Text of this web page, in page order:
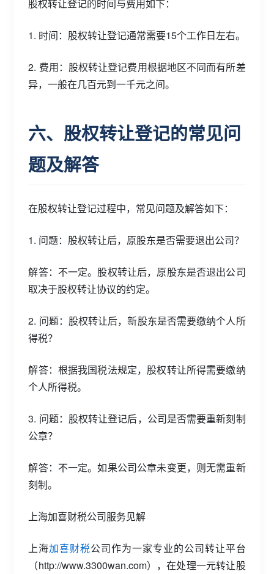
股权转让登记的时间与费用如下：
1. 时间：股权转让登记通常需要15个工作日左右。
2. 费用：股权转让登记费用根据地区不同而有所差
异，一般在几百元到一千元之间。
六、股权转让登记的常见问
题及解答
在股权转让登记过程中，常见问题及解答如下：
1. 问题：股权转让后，原股东是否需要退出公司？
解答：不一定。股权转让后，原股东是否退出公司
取决于股权转让协议的约定。
2. 问题：股权转让后，新股东是否需要缴纳个人所
得税？
解答：根据我国税法规定，股权转让所得需要缴纳
个人所得税。
3. 问题：股权转让登记后，公司是否需要重新刻制
公章？
解答：不一定。如果公司公章未变更，则无需重新
刻制。
上海加喜财税公司服务见解
上海加喜财税公司作为一家专业的公司转让平台
（http://www.3300wan.com），在处理一元转让股